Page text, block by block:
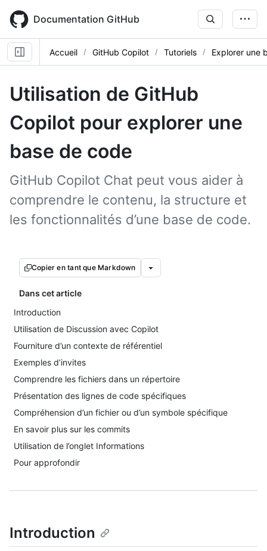
main
content
Documentation GitHub
Accueil GitHub Copilot Tutoriels Explorer une
Utilisation de GitHub
Copilot pour explorer une
base de code
GitHub Copilot Chat peut vous aider à
comprendre le contenu, la structure et
les fonctionnalités d’une base de code.
Copier en tant que Markdown
Dans cet article
Introduction
Utilisation de Discussion avec Copilot
Fourniture d’un contexte de référentiel
Exemples d’invites
Comprendre les fichiers dans un répertoire
Présentation des lignes de code spécifiques
Compréhension d’un fichier ou d’un symbole spécifique
En savoir plus sur les commits
Utilisation de l’onglet Informations
Pour approfondir
Introduction